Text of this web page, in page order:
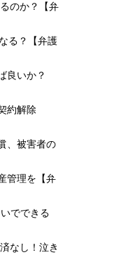
のか？【弁
る？【弁護
良いか？
約解除
、被害者の
管理を【弁
でできる
なし！泣き